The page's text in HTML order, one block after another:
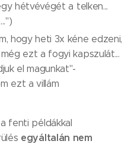
hétvévégét a telken...
hogy heti 3x kéne edzeni,
ezt a fogyi kapszulát...
el magunkat"-
ezt a villám
fenti példákkal
egyáltalán nem